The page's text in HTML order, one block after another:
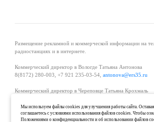
Размещение рекламной и коммерческой информации на
радиостанциях и в интернете.
Коммерческий директор в Вологде Татьяна Антонова
8(8172) 280-003, +7 921 235-03-54, antonova@ers35.ru
Коммерческий директор в Череповце Татьяна Крохмаль
Начальник отдела рекламы в Великом Устюге Екатерина
Мы используем файлы cookies для улучшения работы сайта.
соглашаетесь с условиями использования файлов cookies. Чтобы
Положениями о конфиденциальности и об использовании файлов